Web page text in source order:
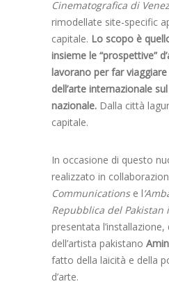
Cinematografica di
rimodellate site-specific
capitale. Lo scopo è
insieme le “prospettive”
lavorano per far
dell’arte internazionale
nazionale. Dalla città
capitale.
In occasione di questo
realizzato in
Communicationse l
Repubblica del Pakistan
presentata l’installazione,
dell’artista pakistano
fatto della laicità e della
d’arte.